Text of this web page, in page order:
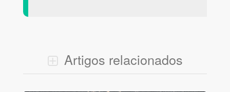
Artigos relacionados